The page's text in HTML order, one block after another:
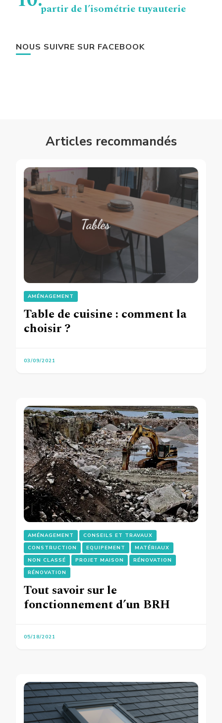
partir de l’isométrie tuyauterie
NOUS SUIVRE SUR FACEBOOK
Articles recommandés
AMÉNAGEMENT
Table de cuisine : comment la
choisir ?
03/09/2021
AMÉNAGEMENT
CONSEILS ET TRAVAUX
CONSTRUCTION
EQUIPEMENT
MATÉRIAUX
NON CLASSÉ
PROJET MAISON
RÉNOVATION
RÉNOVATION
Tout savoir sur le
fonctionnement d’un BRH
05/18/2021